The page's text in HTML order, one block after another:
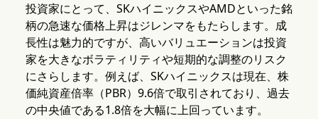
投資家にとって、SKハイニックスやAMDといった銘
柄の急速な価格上昇はジレンマをもたらします。成
長性は魅力的ですが、高いバリュエーションは投資
家を大きなボラティリティや短期的な調整のリスク
にさらします。例えば、SKハイニックスは現在、株
価純資産倍率（PBR）9.6倍で取引されており、過去
の中央値である1.8倍を大幅に上回っています。